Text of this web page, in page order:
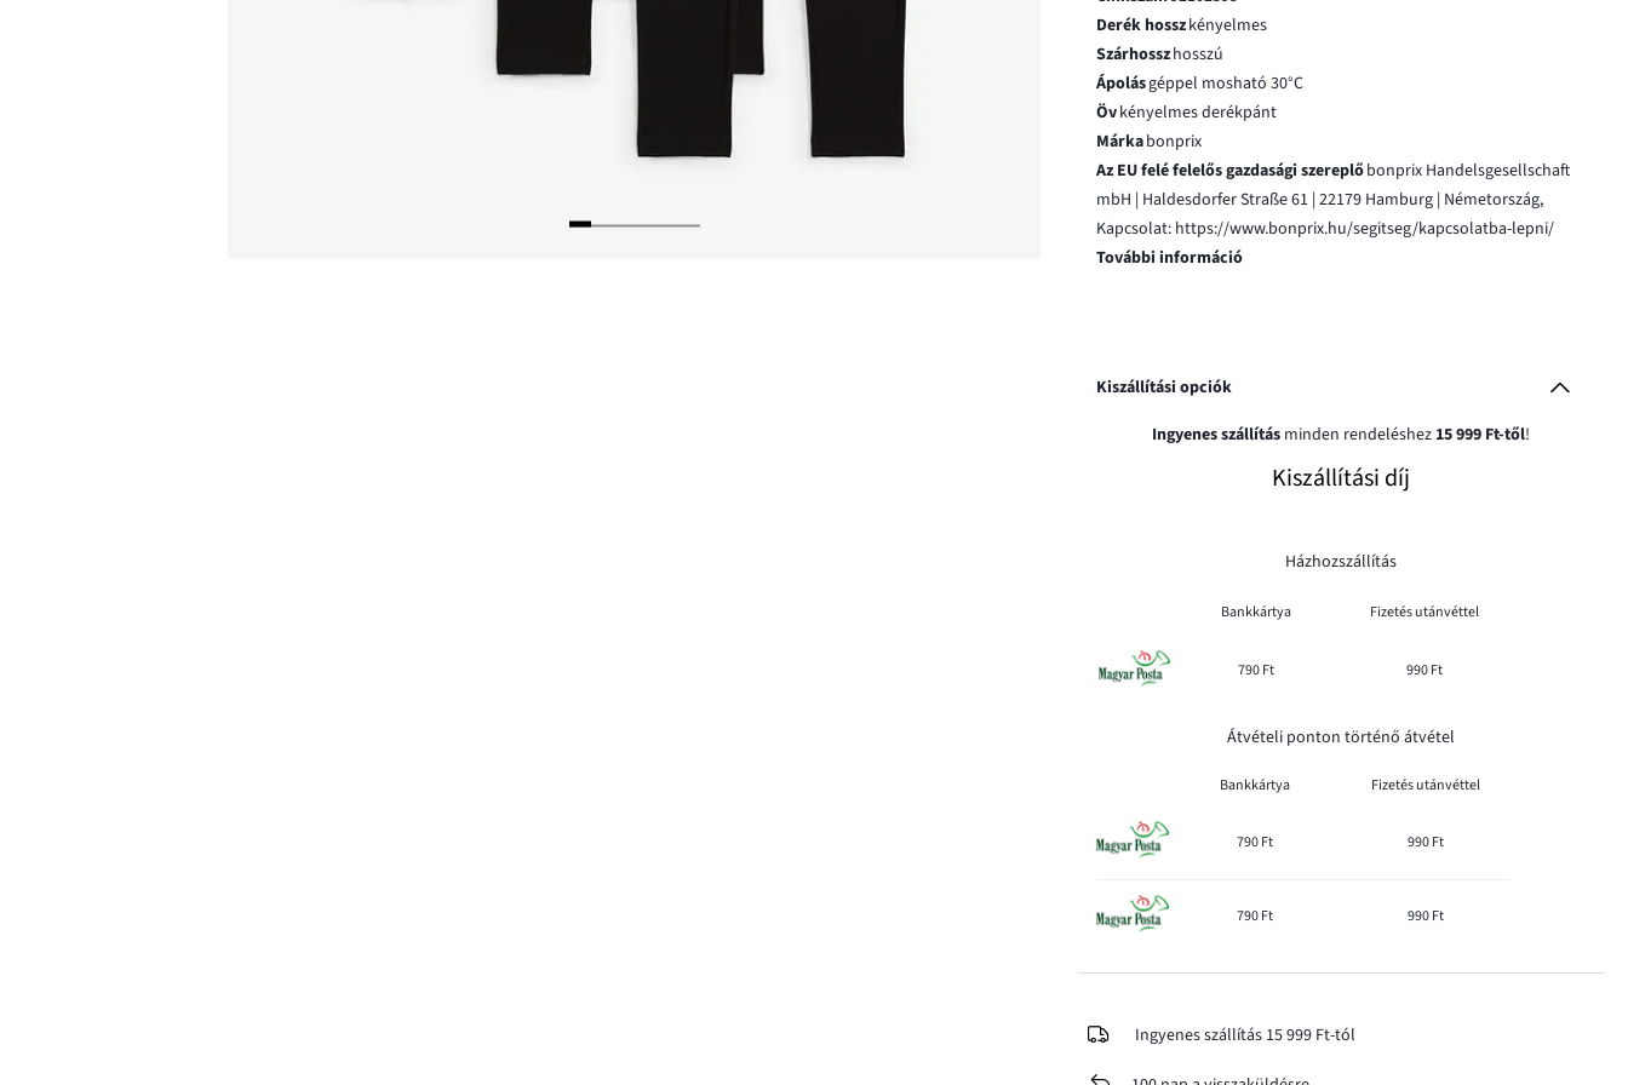
Derék hosszkényelmes
Szárhosszhosszú
Ápolásgéppel mosható 30°C
Övkényelmes derékpánt
Márkabonprix
Az EU felé felelős gazdasági szereplőbonprix Handelsgesellschaft
mbH | Haldesdorfer Straße 61 | 22179 Hamburg | Németország,
Kapcsolat: https://www.bonprix.hu/segitseg/kapcsolatba-lepni/
További információ
Kiszállítási opciók
Ingyenes szállításminden rendeléshez 15 999 Ft-től!
Kiszállítási díj
Házhozszállítás
Bankkártya Fizetés utánvéttel
790 Ft 990 Ft
Átvételi ponton történő átvétel
Bankkártya Fizetés utánvéttel
790 Ft 990 Ft
790 Ft 990 Ft
Ingyenes szállítás 15 999 Ft-tól